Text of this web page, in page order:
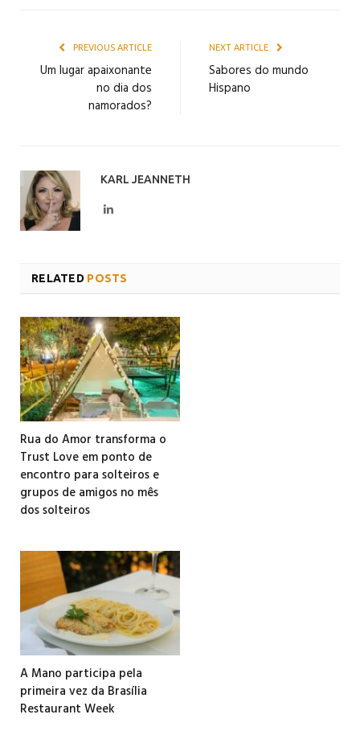
PREVIOUS ARTICLE
Um lugar apaixonante
no dia dos
namorados?
NEXT ARTICLE
Sabores do mundo
Hispano
KARL JEANNETH
LinkedIn
RELATED POSTS
Rua do Amor transforma o
Trust Love em ponto de
encontro para solteiros e
grupos de amigos no mês
dos solteiros
A Mano participa pela
primeira vez da Brasília
Restaurant Week